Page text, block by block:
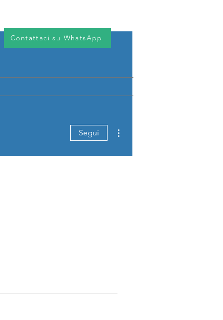
Contattaci su WhatsApp
Segui